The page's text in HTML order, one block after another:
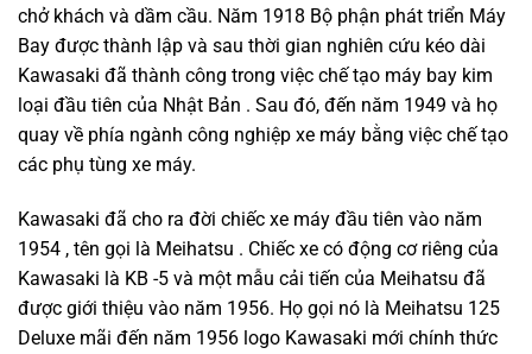
chở khách và dầm cầu. Năm 1918 Bộ phận phát triển Máy
Bay được thành lập và sau thời gian nghiên cứu kéo dài
Kawasaki đã thành công trong việc chế tạo máy bay kim
loại đầu tiên của Nhật Bản . Sau đó, đến năm 1949 và họ
quay về phía ngành công nghiệp xe máy bằng việc chế tạo
các phụ tùng xe máy.
Kawasaki đã cho ra đời chiếc xe máy đầu tiên vào năm
1954 , tên gọi là Meihatsu . Chiếc xe có động cơ riêng của
Kawasaki là KB -5 và một mẫu cải tiến của Meihatsu đã
được giới thiệu vào năm 1956. Họ gọi nó là Meihatsu 125
Deluxe mãi đến năm 1956 logo Kawasaki mới chính thức